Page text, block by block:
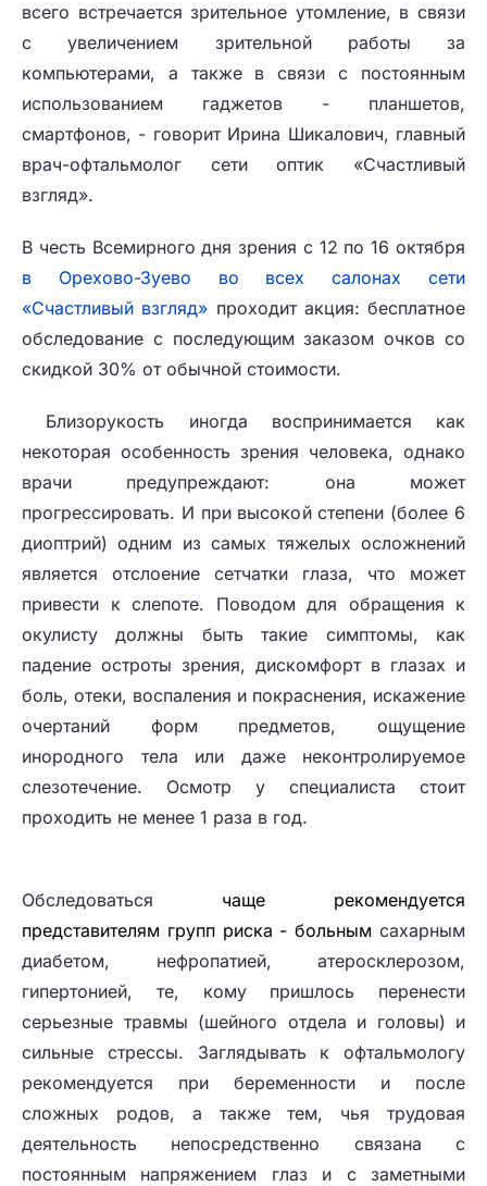
всего встречается зрительное утомление, в связи
с увеличением зрительной работы за
компьютерами, а также в связи с постоянным
использованием гаджетов - планшетов,
смартфонов, - говорит Ирина Шикалович, главный
врач-офтальмолог сети оптик «Счастливый
взгляд».
В честь Всемирного дня зрения с 12 по 16 октября
в Орехово-Зуево во всех салонах сети
«Счастливый взгляд» проходит акция: бесплатное
обследование с последующим заказом очков со
скидкой 30% от обычной стоимости.
Близорукость иногда воспринимается как
некоторая особенность зрения человека, однако
врачи предупреждают: она может
прогрессировать. И при высокой степени (более 6
диоптрий) одним из самых тяжелых осложнений
является отслоение сетчатки глаза, что может
привести к слепоте. Поводом для обращения к
окулисту должны быть такие симптомы, как
падение остроты зрения, дискомфорт в глазах и
боль, отеки, воспаления и покраснения, искажение
очертаний форм предметов, ощущение
инородного тела или даже неконтролируемое
слезотечение. Осмотр у специалиста стоит
проходить не менее 1 раза в год.
Обследоваться чаще рекомендуется
представителям групп риска - больным сахарным
диабетом, нефропатией, атеросклерозом,
гипертонией, те, кому пришлось перенести
серьезные травмы (шейного отдела и головы) и
сильные стрессы. Заглядывать к офтальмологу
рекомендуется при беременности и после
сложных родов, а также тем, чья трудовая
деятельность непосредственно связана с
постоянным напряжением глаз и с заметными